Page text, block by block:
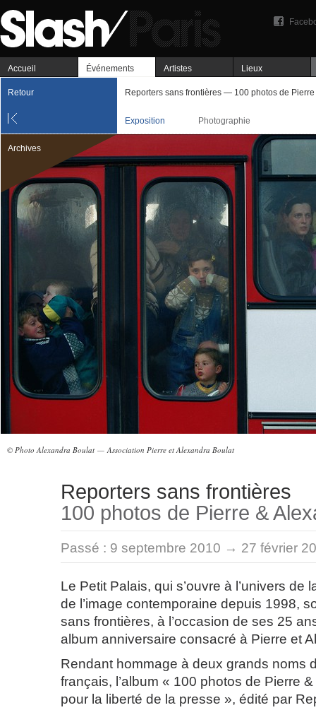
Accueil Événements Artistes Lieux
Retour Reporters sans frontières — 100 photos de
Exposition Photographie
Archives
© Photo Alexandra Boulat — Association Pierre et Alexandra Boulat
Reporters sans frontières
100 photos de Pierre &
Passé : 9 septembre 2010 → 27 février
Le Petit Palais, qui s’ouvre à l’univers de
de l’image contemporaine depuis 1998,
sans frontières, à l’occasion de ses 25
album anniversaire consacré à Pierre et
Rendant hommage à deux grands noms
français, l’album « 100 photos de Pierre
pour la liberté de la presse », édité par